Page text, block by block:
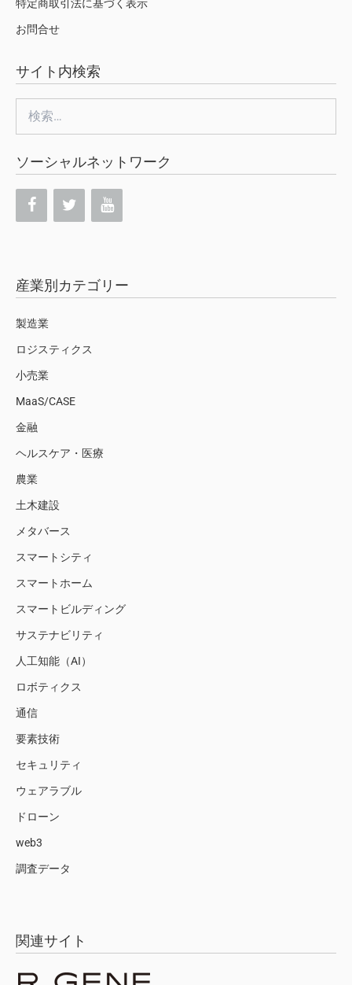
特定商取引法に基づく表示
お問合せ
サイト内検索
索:
ソーシャルネットワーク
産業別カテゴリー
製造業
ロジスティクス
小売業
MaaS/CASE
金融
ヘルスケア・医療
農業
土木建設
メタバース
スマートシティ
スマートホーム
スマートビルディング
サステナビリティ
人工知能（AI）
ロボティクス
通信
要素技術
セキュリティ
ウェアラブル
ドローン
web3
調査データ
関連サイト